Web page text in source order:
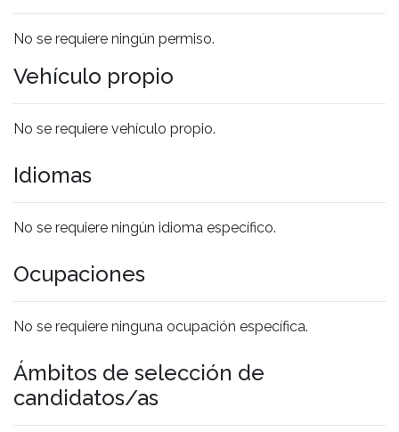
No se requiere ningún permiso.
Vehículo propio
No se requiere vehículo propio.
Idiomas
No se requiere ningún idioma específico.
Ocupaciones
No se requiere ninguna ocupación específica.
Ámbitos de selección de
candidatos/as